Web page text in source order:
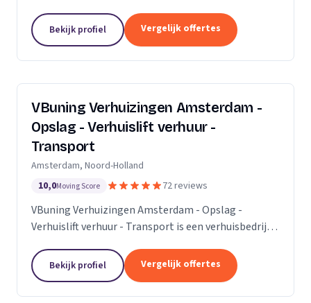
verhuisproces te transformeren in een naadloze en...
Bekijk profiel Vergelijk offertes
VBuning Verhuizingen Amsterdam -
Opslag - Verhuislift verhuur -
Transport
Amsterdam, Noord-Holland
10,0Moving Score 72 reviews
VBuning Verhuizingen Amsterdam - Opslag -
Verhuislift verhuur - Transport is een verhuisbedrijf
Bekijk profiel Vergelijk offertes